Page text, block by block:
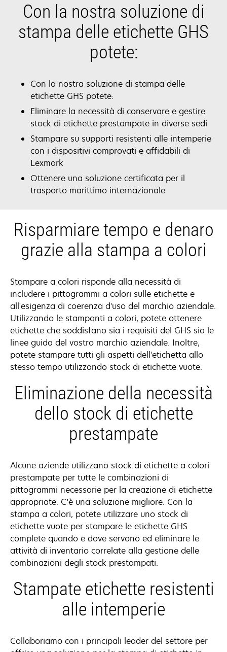
Con la nostra soluzione di
stampa delle etichette GHS
potete:
Con la nostra soluzione di stampa delle
etichette GHS potete:
Eliminare la necessità di conservare e gestire
stock di etichette prestampate in diverse sedi
Stampare su supporti resistenti alle intemperie
con i dispositivi comprovati e affidabili di
Lexmark
Ottenere una soluzione certificata per il
trasporto marittimo internazionale
Risparmiare tempo e denaro
grazie alla stampa a colori
Stampare a colori risponde alla necessità di
includere i pittogrammi a colori sulle etichette e
all'esigenza di coerenza d'uso del marchio aziendale.
Utilizzando le stampanti a colori, potete ottenere
etichette che soddisfano sia i requisiti del GHS sia le
linee guida del vostro marchio aziendale. Inoltre,
potete stampare tutti gli aspetti dell'etichetta allo
stesso tempo utilizzando stock di etichette vuote.
Eliminazione della necessità
dello stock di etichette
prestampate
Alcune aziende utilizzano stock di etichette a colori
prestampate per tutte le combinazioni di
pittogrammi necessarie per la creazione di etichette
appropriate. C'è una soluzione migliore. Con la
stampa a colori, potete utilizzare uno stock di
etichette vuote per stampare le etichette GHS
complete quando e dove servono ed eliminare le
attività di inventario correlate alla gestione delle
combinazioni degli stock prestampati.
Stampate etichette resistenti
alle intemperie
Collaboriamo con i principali leader del settore per